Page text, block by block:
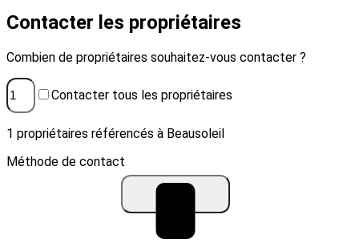
Contacter les propriétaires
Combien de propriétaires souhaitez-vous contacter ?
Contacter tous les propriétaires
1 propriétaires référencés à Beausoleil
Méthode de contact